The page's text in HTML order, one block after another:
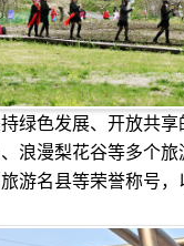
色发展、开放共享
浪漫梨花谷等多个
游名县等荣誉称号，